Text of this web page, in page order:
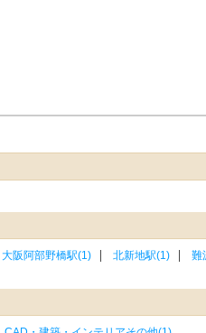
大阪阿部野橋駅(1) 北新地駅(1)
難